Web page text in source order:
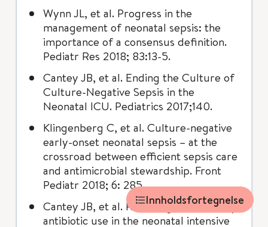
Innholdsfortegnelse
Wynn JL, et al. Progress in the
management of neonatal sepsis: the
importance of a consensus definition.
Pediatr Res 2018; 83:13-5.
Cantey JB, et al. Ending the Culture of
Culture-Negative Sepsis in the
Neonatal ICU. Pediatrics 2017;140.
Klingenberg C, et al. Culture-negative
early-onset neonatal sepsis – at the
crossroad between efficient sepsis care
and antimicrobial stewardship. Front
Pediatr 2018; 6: 285
Cantey JB, et al. Reducing unnecessary
antibiotic use in the neonatal intensive